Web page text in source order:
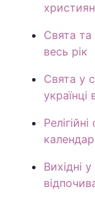
Свята та
весь рік
Свята у
українці
Вихідні